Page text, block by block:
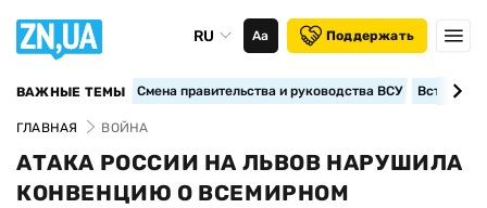
RU Аа Поддержать
ВАЖНЫЕ ТЕМЫ Смена правительства и руководства ВСУ
ГЛАВНАЯ ВОЙНА
АТАКА РОССИИ НА ЛЬВОВ НАРУШИЛА
КОНВЕНЦИЮ О ВСЕМИРНОМ